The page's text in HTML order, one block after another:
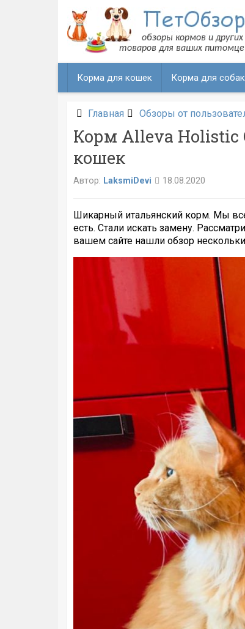
содержанию
Корма для кошек Корма для собак
Главная Обзоры от
Корм Alleva Holistic
кошек
Автор: LaksmiDevi 18.08.2020
Шикарный итальянский корм. Мы
есть. Стали искать замену.
вашем сайте нашли обзор